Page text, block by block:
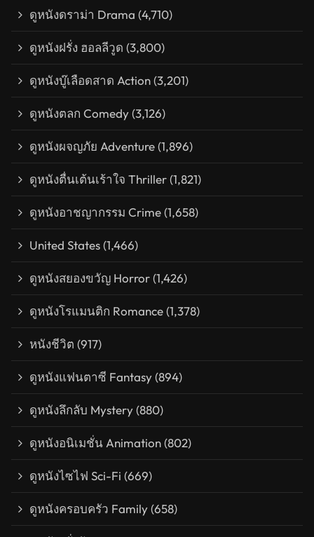
ดูหนังดราม่า Drama (4,710)
ดูหนังฝรั่ง ฮอลลีวูด (3,800)
ดูหนังบู๊เลือดสาด Action(3,201)
ดูหนังตลก Comedy(3,126)
ดูหนังผจญภัย Adventure(1,896)
ดูหนังตื่นเต้นเร้าใจ Thriller(1,821)
ดูหนังอาชญากรรม Crime(1,658)
United States(1,466)
ดูหนังสยองขวัญ Horror(1,426)
ดูหนังโรแมนติก Romance(1,378)
หนังชีวิต (917)
ดูหนังแฟนตาซี Fantasy(894)
ดูหนังลึกลับ Mystery(880)
ดูหนังอนิเมชั่น Animation(802)
ดูหนังไซไฟ Sci-Fi (669)
ดูหนังครอบครัว Family(658)